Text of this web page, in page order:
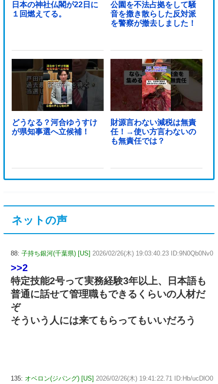
日本の神社仏閣が22日に
１回燃えてる。
公園を不法占拠をして騒
音を撒き散らした反対派
を警察が撤去しました！
どうなる？河合ゆうすけ
が県知事選へ立候補！
財源言わない減税は無責
任！→使い方言わないの
も無責任では？
ネットの声
88: 子持ち銀河(千葉県) [US] 2026/02/26(木) 19:03:40.23 ID:9N0Qb0Nv0
>>2
特定技能2号って実務経験3年以上、日本語も
普通に話せて管理職もできるくらいの人材だ
ぞ
そういう人には来てもらってもいいだろう
135: オベロン(ジパング) [US] 2026/02/26(木) 19:41:22.71 ID:Hb/ucDlO0